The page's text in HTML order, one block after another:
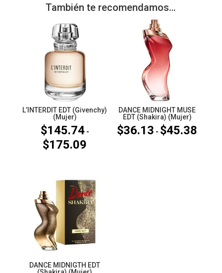
También te recomendamos…
L’INTERDIT EDT (Givenchy)
(Mujer)
$145.74 -
$175.09
desde
$145.74
hasta
$175.09
DANCE MIDNIGHT MUSE
EDT (Shakira) (Mujer)
$36.13 - $45.38
DANCE MIDNIGTH EDT